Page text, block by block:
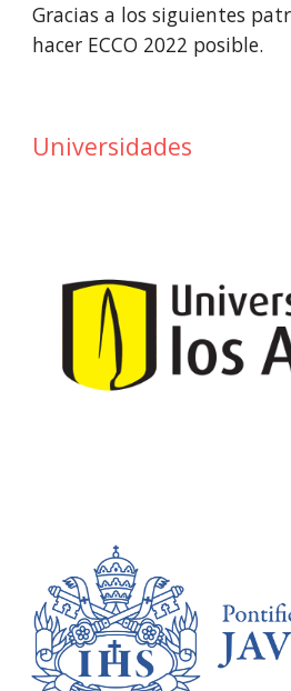
Gracias a los siguientes
hacer ECCO 2022 posible.
Universidades